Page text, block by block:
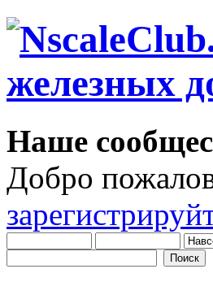
Наше
Добро